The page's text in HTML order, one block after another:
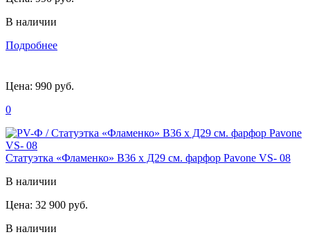
В наличии
Подробнее
Цена: 990 руб.
0
Статуэтка «Фламенко» В36 х Д29 см. фарфор Pavone VS- 08
В наличии
Цена: 32 900 руб.
В наличии